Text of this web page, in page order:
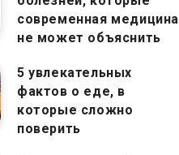
современная медицина
не может объяснить
5 увлекательных
фактов о еде, в
которые сложно
поверить